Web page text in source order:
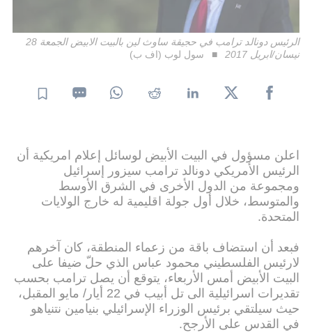
الرئيس دونالد ترامب في حجيقة ساوث لين بالبيت الابيض الجمعة 28
نيسان/ابريل 2017
سول لوب (اف ب)
اعلن مسؤول في البيت الأبيض لوسائل إعلام امريكية أن
الرئيس الأمريكي دونالد ترامب سيزور إسرائيل
ومجموعة من الدول الأخرى في الشرق الأوسط
والمتوسط، خلال أول جولة اقليمية له خارج الولايات
المتحدة.
فبعد أن استضاف باقة من زعماء المنطقة، كان آخرهم
لارئيس الفلسطيني محمود عباس الذي حلّ ضيفا على
البيت الأبيض أمس الأربعاء، يتوقع أن يصل ترامب بحسب
تقديرات اسرائيلية الى تل أبيب في 22 أيار/ مايو المقبل،
حيث سيلتقي برئيس الوزراء الإسرائيلي بنيامين نتنياهو
في القدس على الأرجح.